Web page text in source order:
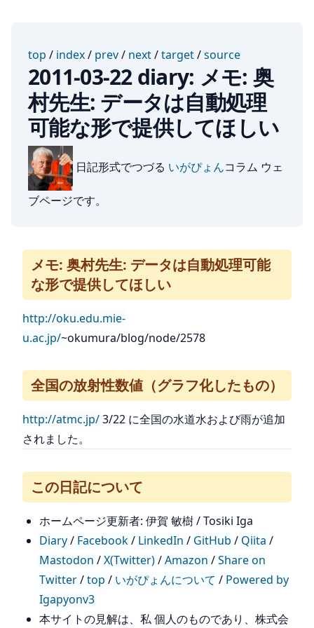
top / index/ prev/ next/target/source
2011-03-22 diary: メモ: 奥
村先生: データは自動処理
可能な形で提供してほしい
日記形式でつづる いがぴょんコラム ウェ
ブページです。
メモ: 奥村先生: データは自動処理可能
な形で提供してほしい
http://oku.edu.mie-
u.ac.jp/~okumura/blog/node/2578
全国の放射性数値（グラフ化したもの）
http://atmc.jp/3/22 に全国の水道水および雨が追加
されました。
この日記について
ホームページ更新者: 伊賀 敏樹 / Tosiki Iga
Diary/ Facebook/ LinkedIn / GitHub / Qiita /
Mastodon /X(Twitter)/Amazon /Share on
Twitter/top / いがぴょんについて / Powered by
Igapyonv3
本サイトの見解は、私 個人のものであり、株式会